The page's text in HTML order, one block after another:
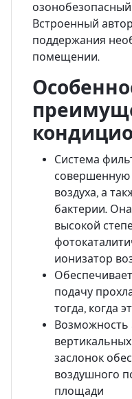
озонобезопасный
Встроенный
поддержания
помещении.
Система
совершенную
воздуха, а
бактерии.
высокой
ионизатор
подачу
тогда, когда
Возможность
заслонок
воздушного
площади